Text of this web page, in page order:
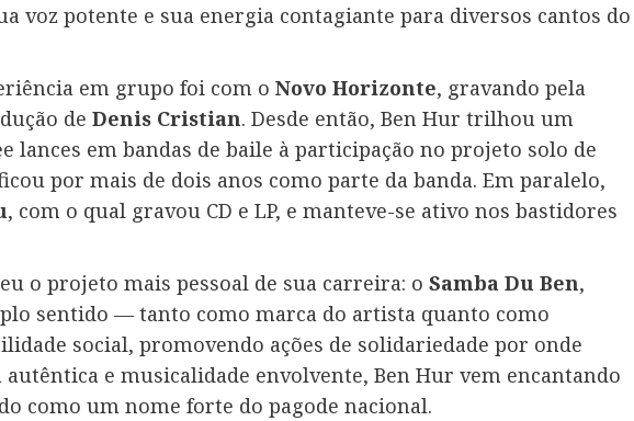
voz potente e sua energia contagiante para diversos cantos do
em grupo foi com o Novo Horizonte, gravando pela
de Denis Cristian. Desde então, Ben Hur trilhou um
lances em bandas de baile à participação no projeto solo de
por mais de dois anos como parte da banda. Em paralelo,
, com o qual gravou CD e LP, e manteve-se ativo nos bastidores
o projeto mais pessoal de sua carreira: o Samba Du Ben,
sentido — tanto como marca do artista quanto como
social, promovendo ações de solidariedade por onde
autêntica e musicalidade envolvente, Ben Hur vem encantando
como um nome forte do pagode nacional.